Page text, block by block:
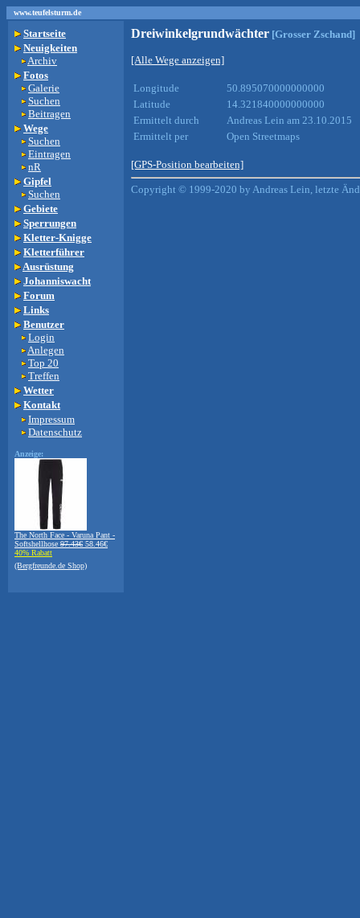
www.teufelsturm.de
Startseite
Neuigkeiten
Archiv
Fotos
Galerie
Suchen
Beitragen
Wege
Suchen
Eintragen
nR
Gipfel
Suchen
Gebiete
Sperrungen
Kletter-Knigge
Kletterführer
Ausrüstung
Johanniswacht
Forum
Links
Benutzer
Login
Anlegen
Top 20
Treffen
Wetter
Kontakt
Impressum
Datenschutz
Anzeige:
The North Face - Varuna Pant -
Softshellhose 97.43€ 58.46€
40% Rabatt
(Bergfreunde.de Shop)
Dreiwinkelgrundwächter [Grosser Zschand]
[Alle Wege anzeigen]
Longitude
50.895070000000000
Latitude
14.321840000000000
Ermittelt durch
Andreas Lein am 23.10.2015
Ermittelt per
Open Streetmaps
[GPS-Position bearbeiten]
Copyright © 1999-2020 by Andreas Lein, letzte